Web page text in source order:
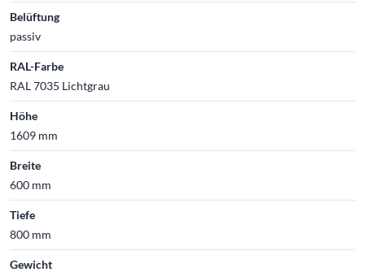
Belüftung
passiv
RAL-Farbe
RAL 7035 Lichtgrau
Höhe
1609 mm
Breite
600 mm
Tiefe
800 mm
Gewicht